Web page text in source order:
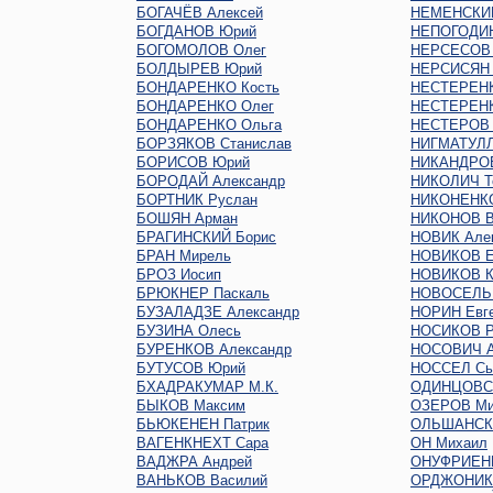
БОГАЧЁВ Алексей
БОГДАНОВ Юрий
БОГОМОЛОВ Олег
НЕРСЕСОВ
БОЛДЫРЕВ Юрий
НЕРСИСЯН
БОНДАРЕНКО Кость
БОНДАРЕНКО Олег
БОНДАРЕНКО Ольга
НЕСТЕРОВ
БОРЗЯКОВ Станислав
БОРИСОВ Юрий
БОРОДАЙ Александр
НИКОЛИЧ
БОРТНИК Руслан
БОШЯН Арман
НИКОНОВ
БРАГИНСКИЙ Борис
НОВИК
БРАН Мирель
НОВИКОВ
БРОЗ Иосип
НОВИКОВ
БРЮКНЕР Паскаль
БУЗАЛАДЗЕ Александр
НОРИН
БУЗИНА Олесь
НОСИКОВ
БУРЕНКОВ Александр
НОСОВИЧ
БУТУСОВ Юрий
НОССЕЛ
БХАДРАКУМАР М.К.
БЫКОВ Максим
ОЗЕРОВ
БЬЮКЕНЕН Патрик
ВАГЕНКНЕХТ Сара
ОН Михаил
ВАДЖРА Андрей
ВАНЬКОВ Василий